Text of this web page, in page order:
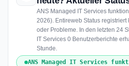
ANS Managed IT Services
2026). Entireweb Status
oder Probleme. In den letzten 24
IT Services 0 Benutzerberichte
Stunde.
ANS Managed IT Services